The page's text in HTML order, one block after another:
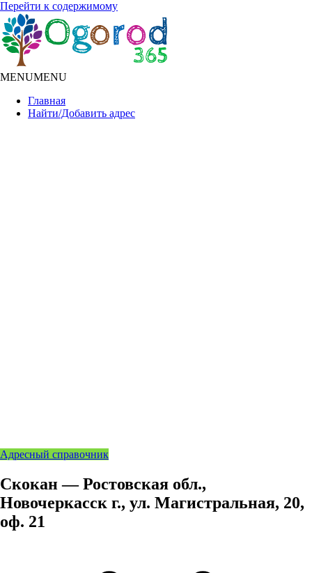
Перейти к содержимому
MENUMENU
Главная
Найти/Добавить адрес
Адресный справочник
Скокан — Ростовская обл.,
Новочеркасск г., ул. Магистральная, 20,
оф. 21